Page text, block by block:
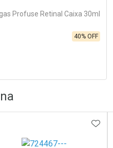
Profuse Retinal Caixa 30ml
40% OFF
AOS FAVORITOS